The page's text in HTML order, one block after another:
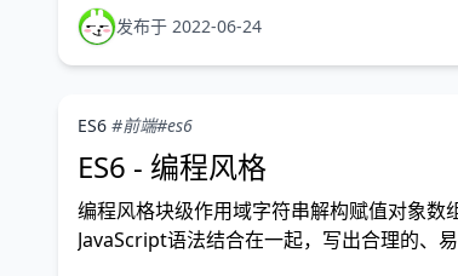
发布于 2022-06-24
ES6 #前端#es6
ES6 - 编程风格
编程风格块级作用域字符串解构赋值对象
JavaScript语法结合在一起，写出合理的、